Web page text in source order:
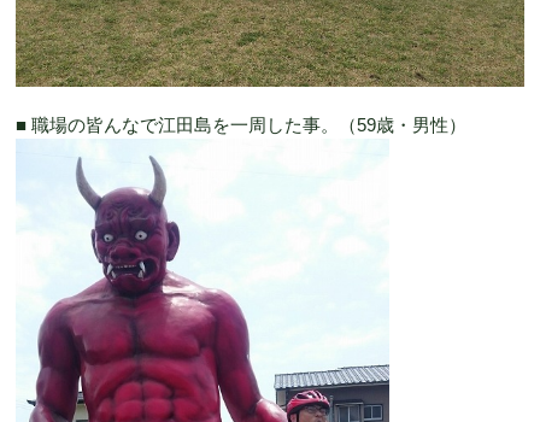
■ 職場の皆んなで江田島を一周した事。（59歳・男性）